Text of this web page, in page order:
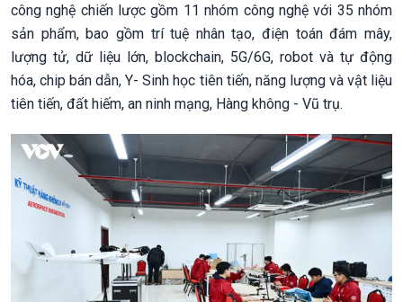
công nghệ chiến lược gồm 11 nhóm công nghệ với 35 nhóm
sản phẩm, bao gồm trí tuệ nhân tạo, điện toán đám mây,
lượng tử, dữ liệu lớn, blockchain, 5G/6G, robot và tự động
hóa, chip bán dẫn, Y- Sinh học tiên tiến, năng lượng và vật liệu
tiên tiến, đất hiếm, an ninh mạng, Hàng không - Vũ trụ.